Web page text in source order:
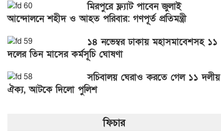
মিরপুরে ফ্ল্যাট পাবেন জুলাই
আন্দোলনে শহীদ ও আহত পরিবার: গণপূর্ত প্রতিমন্ত্রী
১৪ নভেম্বর ঢাকায় মহাসমাবেশসহ ১১
দলের তিন মাসের কর্মসূচি ঘোষণা
সচিবালয় ঘেরাও করতে গেল ১১ দলীয়
ঐক্য, আটকে দিলো পুলিশ
ফিচার